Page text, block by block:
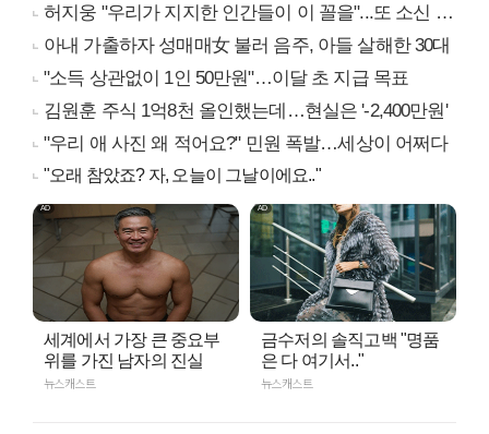
허지웅 "우리가 지지한 인간들이 이 꼴을"...또 소신 발언
아내 가출하자 성매매女 불러 음주, 아들 살해한 30대
"소득 상관없이 1인 50만원"…이달 초 지급 목표
김원훈 주식 1억8천 올인했는데…현실은 '-2,400만원'
"우리 애 사진 왜 적어요?" 민원 폭발…세상이 어쩌다
"오래 참았죠? 자, 오늘이 그날이에요.."
세계에서 가장 큰 중요부
위를 가진 남자의 진실
뉴스캐스트
금수저의 솔직고백 "명품
은 다 여기서.."
뉴스캐스트